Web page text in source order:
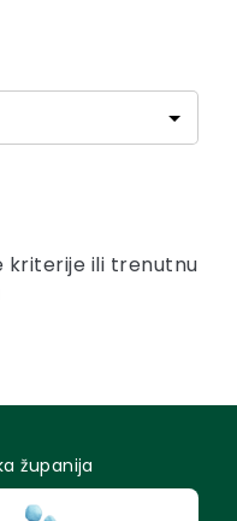
kriterije ili trenutnu
županija